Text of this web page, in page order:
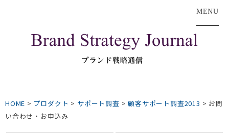
MENU
HOME > プロダクト > サポート調査 >顧客サポート調査2013 > お問
い合わせ・お申込み